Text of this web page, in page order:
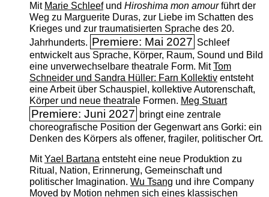
Mit Marie Schleefund Hiroshima mon amourführt der
Weg zu Marguerite Duras, zur Liebe im Schatten des
Krieges und zur traumatisierten Sprache des 20.
Jahrhunderts. Premiere: Mai 2027 Schleef
entwickelt aus Sprache, Körper, Raum, Sound und Bild
eine unverwechselbare theatrale Form. MitTom
Schneider und Sandra Hüller: Farn Kollektiventsteht
eine Arbeit über Schauspiel, kollektive Autorenschaft,
Körper und neue theatrale Formen. Meg Stuart
Premiere: Juni 2027 bringt eine zentrale
choreografische Position der Gegenwart ans Gorki: ein
Denken des Körpers als offener, fragiler, politischer Ort.
MitYael Bartanaentsteht eine neue Produktion zu
Ritual, Nation, Erinnerung, Gemeinschaft und
politischer Imagination. Wu Tsang und ihre Company
Moved by Motion nehmen sich eines klassischen